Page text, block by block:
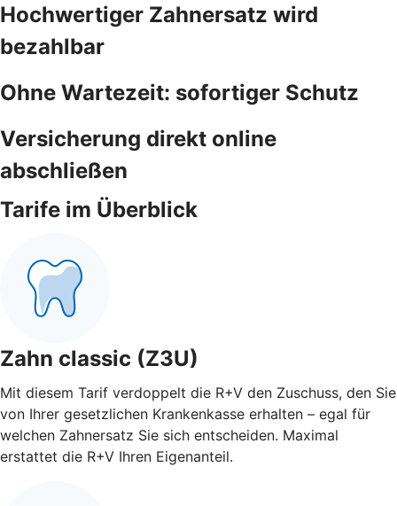
Hochwertiger Zahnersatz wird
bezahlbar
Ohne Wartezeit: sofortiger Schutz
Versicherung direkt online
abschließen
Tarife im Überblick
Zahn classic (Z3U)
Mit diesem Tarif verdoppelt die R+V den Zuschuss, den Sie
von Ihrer gesetzlichen Krankenkasse erhalten – egal für
welchen Zahnersatz Sie sich entscheiden. Maximal
erstattet die R+V Ihren Eigenanteil.